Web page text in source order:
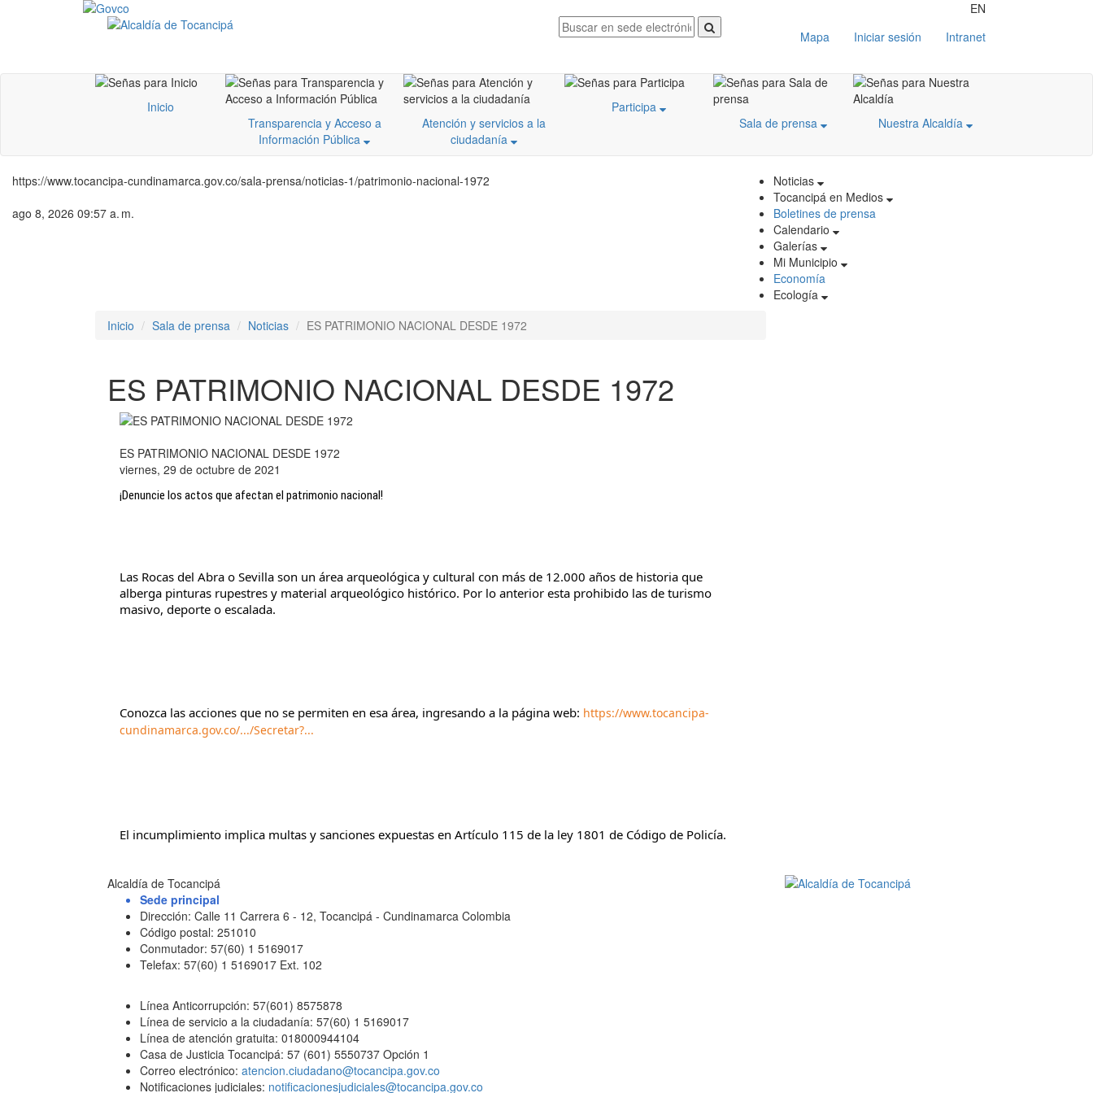
EN
Mapa
Iniciar sesión Intranet
Inicio
Transparencia y Acceso a
Información Pública
Atención y servicios a la
ciudadanía
Participa
Sala de prensa
Nuestra Alcaldía
https://www.tocancipa-cundinamarca.gov.co/sala-prensa/noticias-1/patrimonio-nacional-1972
ago 8, 2026 09:57 a. m.
Noticias
Tocancipá en Medios
Boletines de prensa
Calendario
Galerías
Mi Municipio
Economía
Ecología
Inicio
Sala de prensa Noticias ES PATRIMONIO NACIONAL DESDE 1972
ES PATRIMONIO NACIONAL DESDE 1972
ES PATRIMONIO NACIONAL DESDE 1972
viernes, 29 de octubre de 2021
¡Denuncie los actos que afectan el patrimonio nacional!
Las Rocas del Abra o Sevilla son un área arqueológica y cultural con más de 12.000 años de historia que
alberga pinturas rupestres y material arqueológico histórico. Por lo anterior esta prohibido las de turismo
masivo, deporte o escalada.
Conozca las acciones que no se permiten en esa área, ingresando a la página web: https://www.tocancipa-
cundinamarca.gov.co/.../Secretar?...
El incumplimiento implica multas y sanciones expuestas en Artículo 115 de la ley 1801 de Código de Policía.​
Alcaldía de Tocancipá
Sede principal
Dirección: Calle 11 Carrera 6 - 12, Tocancipá - Cundinamarca Colombia
Código postal: 251010
Conmutador: 57(60) 1 5169017
Telefax: 57(60) 1 5169017 Ext. 102
Línea Anticorrupción: 57(601) 8575878
Línea de servicio a la ciudadanía: 57(60) 1 5169017
Línea de atención gratuita: 018000944104
Casa de Justicia Tocancipá: 57 (601) 5550737 Opción 1
Correo electrónico: atencion.ciudadano@tocancipa.gov.co
Notificaciones judiciales: notificacionesjudiciales@tocancipa.gov.co